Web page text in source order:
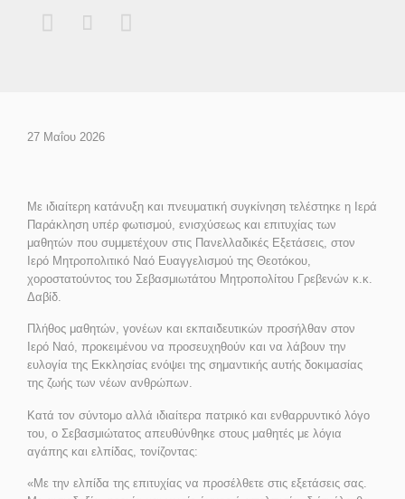
  
27 Μαΐου 2026
Με ιδιαίτερη κατάνυξη και πνευματική συγκίνηση τελέστηκε η Ιερά
Παράκληση υπέρ φωτισμού, ενισχύσεως και επιτυχίας των
μαθητών που συμμετέχουν στις Πανελλαδικές Εξετάσεις, στον
Ιερό Μητροπολιτικό Ναό Ευαγγελισμού της Θεοτόκου,
χοροστατούντος του Σεβασμιωτάτου Μητροπολίτου Γρεβενών κ.κ.
Δαβίδ.
Πλήθος μαθητών, γονέων και εκπαιδευτικών προσήλθαν στον
Ιερό Ναό, προκειμένου να προσευχηθούν και να λάβουν την
ευλογία της Εκκλησίας ενόψει της σημαντικής αυτής δοκιμασίας
της ζωής των νέων ανθρώπων.
Κατά τον σύντομο αλλά ιδιαίτερα πατρικό και ενθαρρυντικό λόγο
του, ο Σεβασμιώτατος απευθύνθηκε στους μαθητές με λόγια
αγάπης και ελπίδας, τονίζοντας:
«Με την ελπίδα της επιτυχίας να προσέλθετε στις εξετάσεις σας.